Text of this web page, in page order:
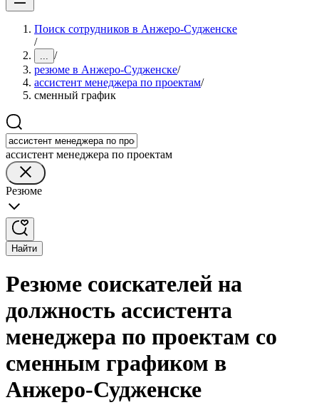
Поиск сотрудников в Анжеро-Судженске
/
... /
резюме в Анжеро-Судженске/
ассистент менеджера по проектам/
сменный график
ассистент менеджера по проектам
Резюме
Найти
Резюме соискателей на
должность ассистента
менеджера по проектам со
сменным графиком в
Анжеро-Судженске